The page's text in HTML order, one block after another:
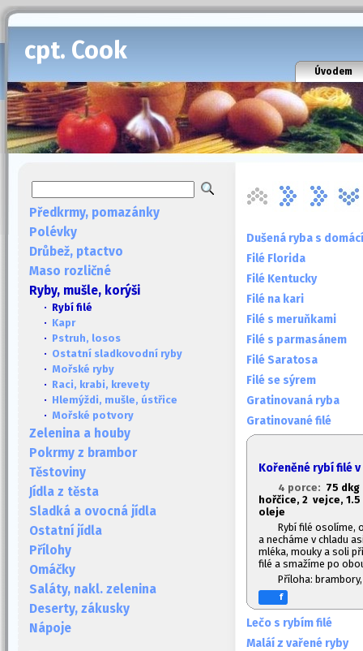
cpt. Cook
Úvodem
Předkrmy, pomazánky
Polévky
Drůbež, ptactvo
Maso rozličné
Ryby, mušle, korýši
· Rybí filé
· Kapr
· Pstruh, losos
· Ostatní sladkovodní ryby
· Mořské ryby
· Raci, krabi, krevety
· Hlemýždi, mušle, ústřice
· Mořské potvory
Zelenina a houby
Pokrmy z brambor
Těstoviny
Jídla z těsta
Sladká a ovocná jídla
Ostatní jídla
Přílohy
Omáčky
Saláty, nakl. zelenina
Deserty, zákusky
Nápoje
Dušená ryba s
Filé Florida
Filé Kentucky
Filé na kari
Filé s meruňkami
Filé s parmasánem
Filé Saratosa
Filé se sýrem
Gratinovaná ryba
Gratinované filé
Kořeněné rybí filé
4 porce: 75
hořčice, 2 vejce, 1.5
oleje
Rybí filé osolíme,
a necháme v chladu
mléka, mouky a soli
filé a smažíme po
Příloha:
f
Lečo s rybím filé
Maláí z vařené ryby